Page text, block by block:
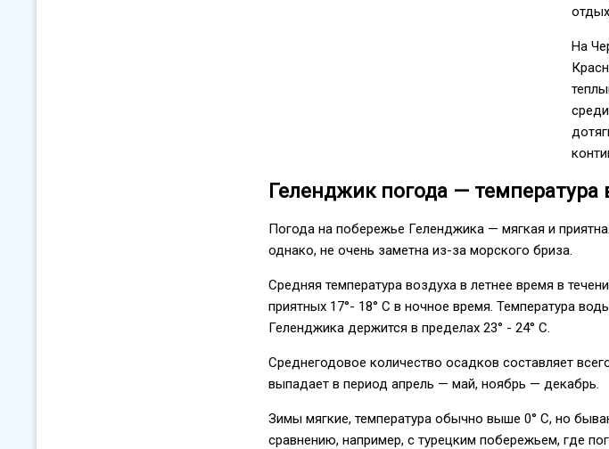
На
Геленджик погода — температура
Погода на побережье Геленджика — мягкая и
однако, не очень заметна из-за морского бриза.
Средняя температура воздуха в летнее время в
приятных 17°- 18° С в ночное время. Температура
Геленджика держится в пределах 23° - 24° C.
Среднегодовое количество осадков составляет
выпадает в период апрель — май, ноябрь — декабрь.
Зимы мягкие, температура обычно выше 0° С, но
сравнению, например, с турецким побережьем, где